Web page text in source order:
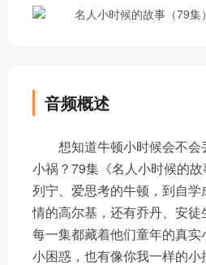
音频概述
想知道牛顿小时候会不
小祸？79集《名人小时候的
列宁、爱思考的牛顿，到自
情的高尔基，还有乔丹、安徒
每一集都藏着他们童年的真
小困惑，也有像你我一样的小